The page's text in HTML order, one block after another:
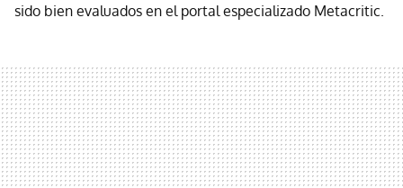
sido bien evaluados en el portal especializado Metacritic.